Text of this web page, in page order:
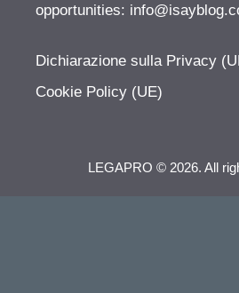
opportunities:
Dichiarazione sulla Privacy
Cookie Policy (UE)
LEGAPRO © 2026. All